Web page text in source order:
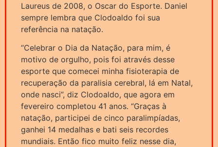
Laureus de 2008, o Oscar do Esporte. Daniel
sempre lembra que Clodoaldo foi sua
referência na natação.
“Celebrar o Dia da Natação, para mim, é
motivo de orgulho, pois foi através desse
esporte que comecei minha fisioterapia de
recuperação da paralisia cerebral, lá em Natal,
onde nasci”, diz Clodoaldo, que agora em
fevereiro completou 41 anos. “Graças à
natação, participei de cinco paralimpíadas,
ganhei 14 medalhas e bati seis recordes
mundiais. Então fico muito feliz nesse dia,